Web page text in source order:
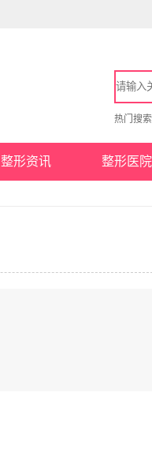
热门搜
整形资讯 整形医院